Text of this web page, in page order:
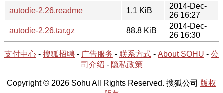
autodie-2.26.readme
1.1 KiB
2014-Dec-
26 16:27
autodie-2.26.tar.gz
88.8 KiB
2014-Dec-
26 16:30
支付中心 - 搜狐招聘 - 广告服务 - 联系方式 - About SOHU - 公
司介绍 - 隐私政策
Copyright © 2026 Sohu All Rights Reserved. 搜狐公司 版权